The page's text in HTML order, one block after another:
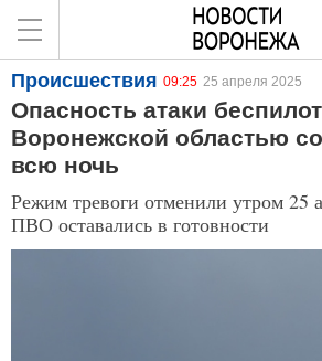
Происшествия 09:25 25 апреля 2025
Опасность атаки
Воронежской областью
всю ночь
Режим тревоги отменили утром
ПВО оставались в готовности